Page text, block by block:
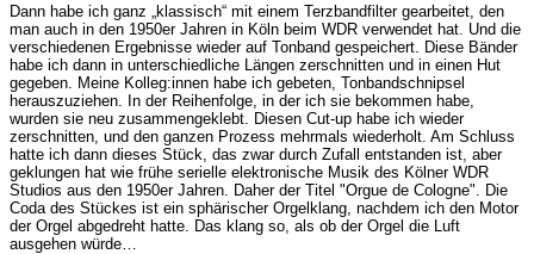
Dann habe ich ganz „klassisch“ mit einem Terzbandfilter gearbeitet, den
man auch in den 1950er Jahren in Köln beim WDR verwendet hat. Und die
verschiedenen Ergebnisse wieder auf Tonband gespeichert. Diese Bänder
habe ich dann in unterschiedliche Längen zerschnitten und in einen Hut
gegeben. Meine Kolleg:innen habe ich gebeten, Tonbandschnipsel
herauszuziehen. In der Reihenfolge, in der ich sie bekommen habe,
wurden sie neu zusammengeklebt. Diesen Cut-up habe ich wieder
zerschnitten, und den ganzen Prozess mehrmals wiederholt. Am Schluss
hatte ich dann dieses Stück, das zwar durch Zufall entstanden ist, aber
geklungen hat wie frühe serielle elektronische Musik des Kölner WDR
Studios aus den 1950er Jahren. Daher der Titel "Orgue de Cologne". Die
Coda des Stückes ist ein sphärischer Orgelklang, nachdem ich den Motor
der Orgel abgedreht hatte. Das klang so, als ob der Orgel die Luft
ausgehen würde…